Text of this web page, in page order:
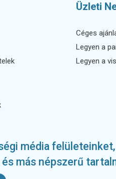
Üzleti
Céges
Legyen a
Legyen a
média
más népszerű